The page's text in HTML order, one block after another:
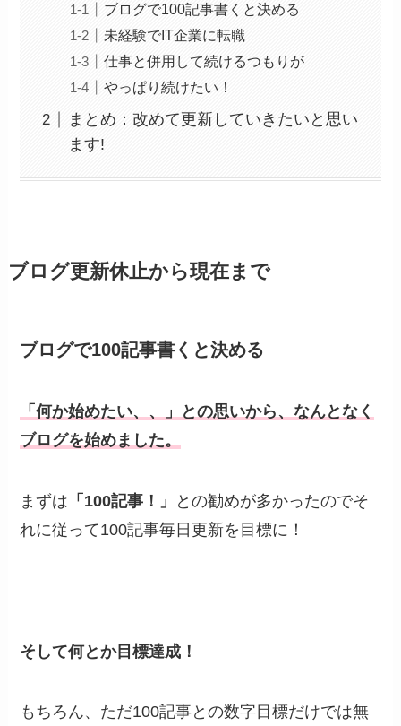
ブログで100記事書くと決める
未経験でIT企業に転職
仕事と併用して続けるつもりが
やっぱり続けたい！
まとめ：改めて更新していきたいと思い
ます!
ブログ更新休止から現在まで
ブログで100記事書くと決める
「何か始めたい、、」との思いから、なんとなく
ブログを始めました。
まずは 「100記事！」
との勧めが多かったのでそ
れに従って100記事毎日更新を目標に！
そして何とか目標達成！
もちろん、ただ100記事との数字目標だけでは無